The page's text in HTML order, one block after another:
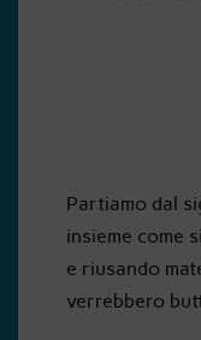
Partiamo dal
insieme come
e riusando
verrebbero